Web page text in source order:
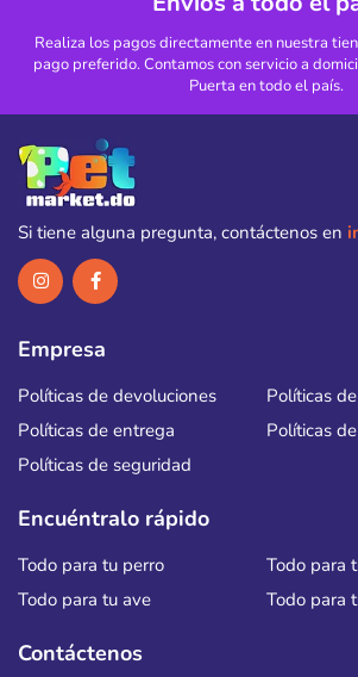
Realiza los pagos directamente en nuestra
pago preferido. Contamos con servicio a
Puerta en todo el país.
Si tiene alguna pregunta, contáctenos en
Empresa
Políticas de devoluciones
Políticas
Políticas de entrega
Políticas
Políticas de seguridad
Encuéntralo rápido
Todo para tu perro
Todo para
Todo para tu ave
Todo para
Contáctenos